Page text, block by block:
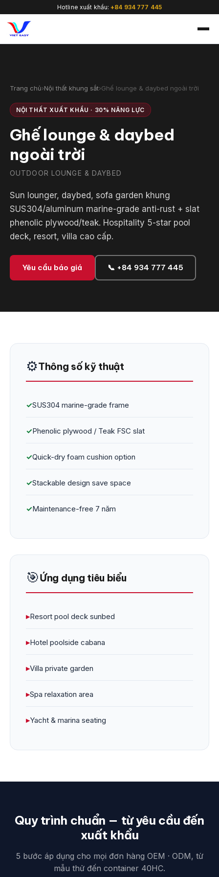
Hotline xuất khẩu:+84 934 777 445
Trang chủ›Nội thất khung sắt›Ghế lounge & daybed ngoài trời
NỘI THẤT XUẤT KHẨU · 30% NĂNG LỰC
Ghế lounge & daybed
ngoài trời
OUTDOOR LOUNGE & DAYBED
Sun lounger, daybed, sofa garden khung
SUS304/aluminum marine-grade anti-rust + slat
phenolic plywood/teak. Hospitality 5-star pool
deck, resort, villa cao cấp.
Yêu cầu báo giá 📞 +84 934 777 445
⚙️Thông số kỹ thuật
✓SUS304 marine-grade frame
✓Phenolic plywood / Teak FSC slat
✓Quick-dry foam cushion option
✓Stackable design save space
✓Maintenance-free 7 năm
🎯Ứng dụng tiêu biểu
▸Resort pool deck sunbed
▸Hotel poolside cabana
▸Villa private garden
▸Spa relaxation area
▸Yacht & marina seating
Quy trình chuẩn — từ yêu cầu đến
xuất khẩu
5 bước áp dụng cho mọi đơn hàng OEM · ODM, từ
mẫu thử đến container 40HC.